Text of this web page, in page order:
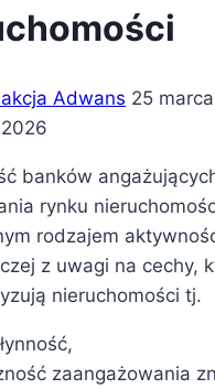
Adwans 25
banków
rynku
rodzajem
z uwagi na cechy,
nieruchomości tj.
zaangażowania